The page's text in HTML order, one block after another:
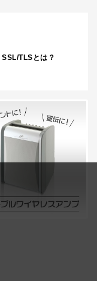
SSL/TLSとは？